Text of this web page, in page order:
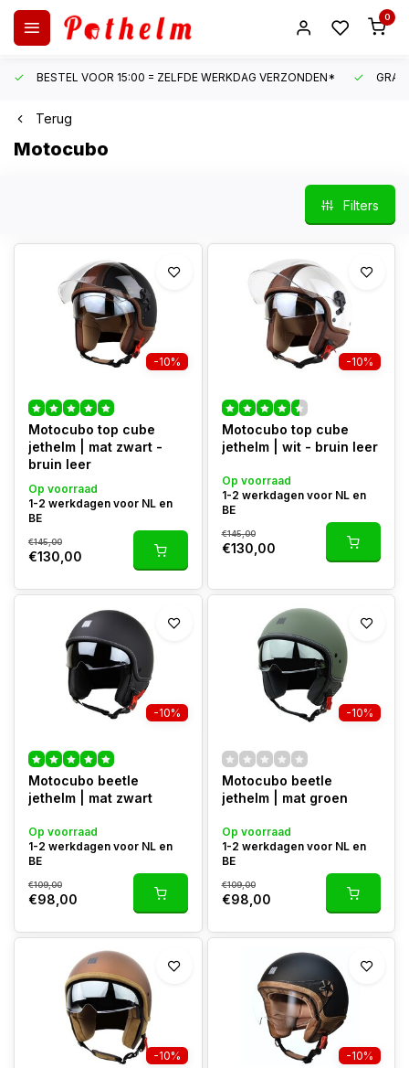
0
BESTEL VOOR 15:00 = ZELFDE WERKDAG VERZONDEN*
Terug
Motocubo
Filters
-10%
Motocubo top cube
jethelm | mat zwart -
bruin leer
Op voorraad
1-2 werkdagen voor NL en
BE
€145,00
€130,00
-10%
Motocubo top cube
jethelm | wit - bruin leer
Op voorraad
1-2 werkdagen voor NL en
BE
€145,00
€130,00
-10%
Motocubo beetle
jethelm | mat zwart
Op voorraad
1-2 werkdagen voor NL en
BE
€109,00
€98,00
-10%
Motocubo beetle
jethelm | mat groen
Op voorraad
1-2 werkdagen voor NL en
BE
€109,00
€98,00
-10% -10%